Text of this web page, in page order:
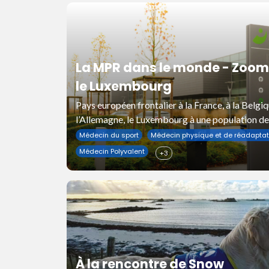
La MPR dans le monde -
le Luxembourg
Pays européen frontalier à la France, à la
l’Allemagne, le Luxembourg à une population
973 habitants.
Médecin du sport
Médecin physique et de
Médecin Polyvalent
+3
À la rencontre de Snow